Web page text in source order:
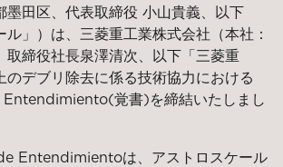
墨田区、代表取締役 小山貴義、 以下
ル」）は、三菱重工業株式会社（本社：
取締役社長泉澤清次、以下「三菱重
のデブリ除去に係る技術協力における
(覚書)を締結いたしまし
Entendimientoは、アストロスケール